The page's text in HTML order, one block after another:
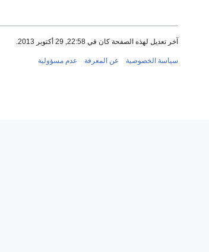
آخر تعديل لهذه الصفحة كان في 22:58, 29 أكتوبر 2013.
سياسة الخصوصية عن المعرفة عدم مسؤولية